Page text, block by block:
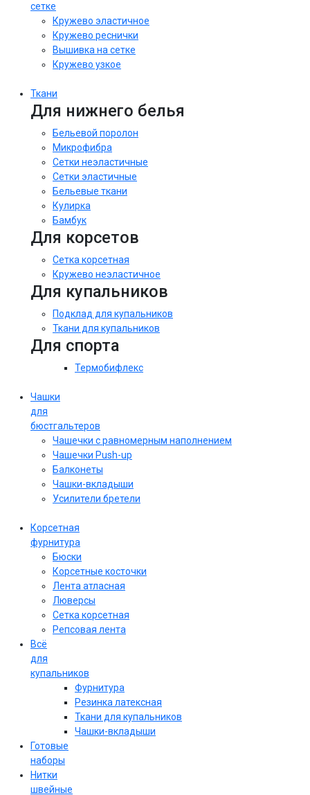
сетке
Кружево эластичное
Кружево реснички
Вышивка на сетке
Кружево узкое
Ткани
Для нижнего белья
Бельевой поролон
Микрофибра
Сетки неэластичные
Сетки эластичные
Бельевые ткани
Кулирка
Бамбук
Для корсетов
Сетка корсетная
Кружево неэластичное
Для купальников
Подклад для купальников
Ткани для купальников
Для спорта
Термобифлекс
Чашки
для
бюстгальтеров
Чашечки с равномерным наполнением
Чашечки Push-up
Балконеты
Чашки-вкладыши
Усилители бретели
Корсетная
фурнитура
Бюски
Корсетные косточки
Лента атласная
Люверсы
Сетка корсетная
Репсовая лента
Всё
для
купальников
Фурнитура
Резинка латексная
Ткани для купальников
Чашки-вкладыши
Готовые
наборы
Нитки
швейные